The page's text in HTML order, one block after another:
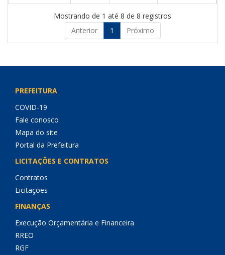
Mostrando de 1 até 8 de 8 registros
Anterior
1 Próximo
PREFEITURA
COVID-19
Fale conosco
Mapa do site
Portal da Prefeitura
LICITAÇÕES E CONTRATOS
Contratos
Licitações
FINANÇAS
Execução Orçamentária e Financeira
RREO
RGF